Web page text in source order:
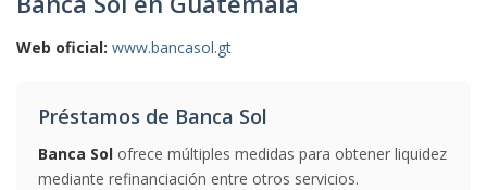
Web oficial: www.bancasol.gt
Préstamos de Banca Sol
Banca Sol ofrece múltiples medidas para obtener liquidez
mediante refinanciación entre otros servicios.